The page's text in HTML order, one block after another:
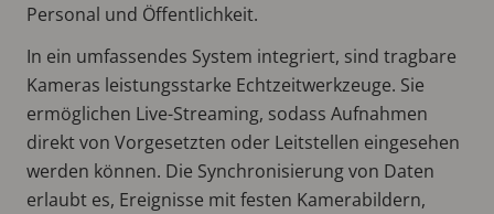
Personal und Öffentlichkeit.
In ein umfassendes System integriert, sind tragbare
Kameras leistungsstarke Echtzeitwerkzeuge. Sie
ermöglichen Live-Streaming, sodass Aufnahmen
direkt von Vorgesetzten oder Leitstellen eingesehen
werden können. Die Synchronisierung von Daten
erlaubt es, Ereignisse mit festen Kamerabildern,